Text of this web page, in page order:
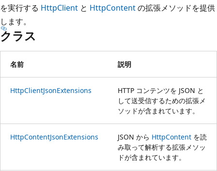
を実行する HttpClient と HttpContentの拡張メソッドを提供
します。
クラス
名前 説明
HttpClientJsonExtensions
HTTP コンテンツを JSON と
して送受信するための拡張メ
ソッドが含まれています。
HttpContentJsonExtensions JSON から HttpContent を読
み取って解析する拡張メソッ
ドが含まれています。